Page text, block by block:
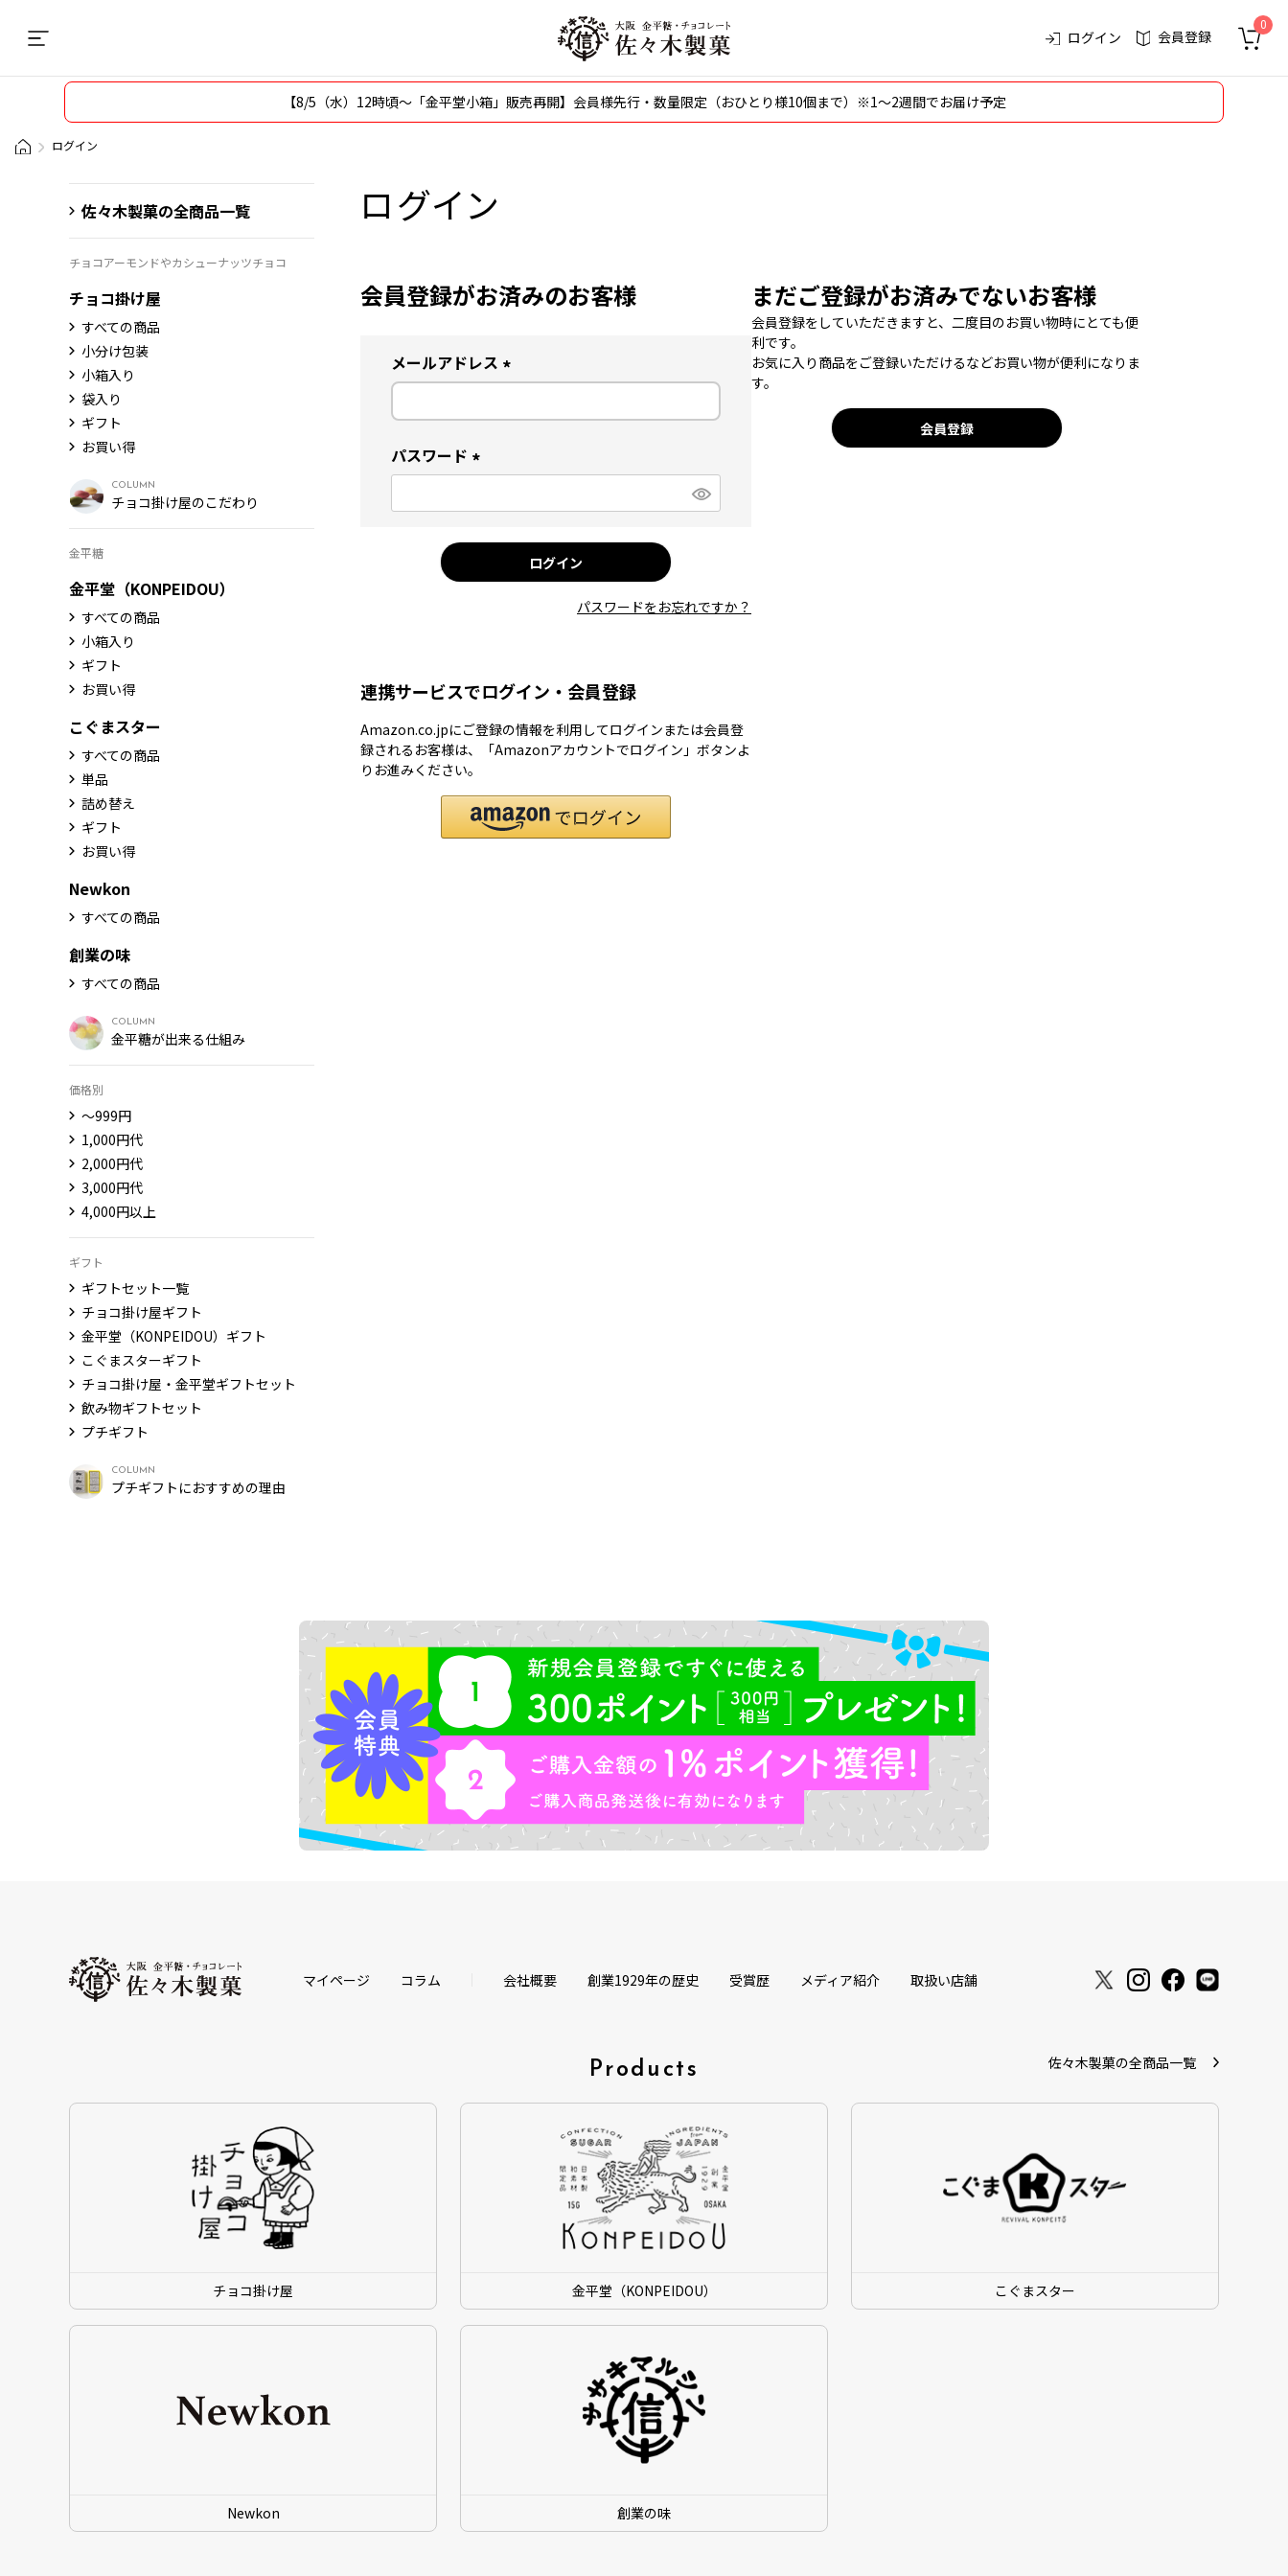
0
会員登録
ログイン
【8/5（水）12時頃〜「金平堂小箱」販売再開】会員様先行・数量限定（おひとり様10個まで）※1～2週間でお届け予定
ログイン
ログイン
会員登録がお済みのお客様
メールアドレス
必
パスワード
必
ログイン
パスワードをお忘れですか？
連携サービスでログイン・会員登録
Amazon.co.jpにご登録の情報を利用してログインまたは会員登
録されるお客様は、「Amazonアカウントでログイン」ボタンよ
りお進みください。
まだご登録がお済みでないお客様
会員登録をしていただきますと、二度目のお買い物時にとても便
利です。
お気に入り商品をご登録いただけるなどお買い物が便利になりま
す。
会員登録
佐々木製菓の全商品一覧
チョコアーモンドやカシューナッツチョコ
チョコ掛け屋
すべての商品
小分け包装
小箱入り
袋入り
ギフト
お買い得
COLUMN
チョコ掛け屋のこだわり
金平糖
金平堂（KONPEIDOU）
すべての商品
小箱入り
ギフト
お買い得
こぐまスター
すべての商品
単品
詰め替え
ギフト
お買い得
Newkon
すべての商品
創業の味
すべての商品
COLUMN
金平糖が出来る仕組み
価格別
〜999円
1,000円代
2,000円代
3,000円代
4,000円以上
ギフト
ギフトセット一覧
チョコ掛け屋ギフト
金平堂（KONPEIDOU）ギフト
こぐまスターギフト
チョコ掛け屋・金平堂ギフトセット
飲み物ギフトセット
プチギフト
COLUMN
プチギフトにおすすめの理由
マイページ コラム 会社概要 創業1929年の歴史 受賞歴 メディア紹介 取扱い店舗
Products 佐々木製菓の全商品一覧
チョコ掛け屋 金平堂（KONPEIDOU） こぐまスター
Newkon 創業の味